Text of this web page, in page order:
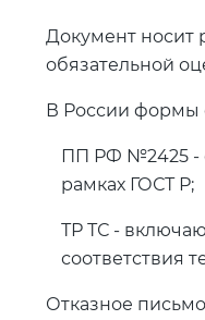
Документ носит
обязательной
В России формы
ПП РФ №2425 -
рамках ГОСТ Р;
ТР ТС -
соответствия
Отказное